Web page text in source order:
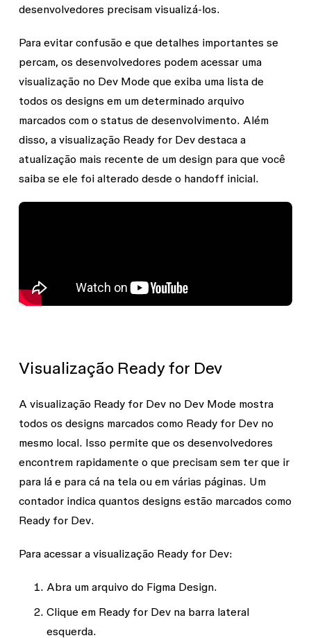
desenvolvedores precisam visualizá-los.
Para evitar confusão e que detalhes importantes se
percam, os desenvolvedores podem acessar uma
visualização no Dev Mode que exiba uma lista de
todos os designs em um determinado arquivo
marcados com o status de desenvolvimento. Além
disso, a visualização Ready for Dev destaca a
atualização mais recente de um design para que você
saiba se ele foi alterado desde o handoff inicial.
Visualização Ready for Dev
A visualização Ready for Dev no Dev Mode mostra
todos os designs marcados como Ready for Devno
mesmo local. Isso permite que os desenvolvedores
encontrem rapidamente o que precisam sem ter que ir
para lá e para cá na tela ou em várias páginas. Um
contador indica quantos designs estão marcados como
Ready for Dev.
Para acessar a visualização Ready for Dev:
Abra um arquivo do Figma Design.
Clique em Ready for Devna barra lateral
esquerda.